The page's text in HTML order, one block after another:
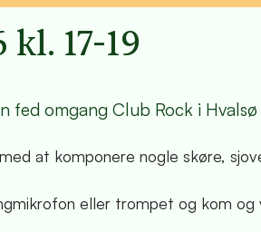
17-19
fed omgang Club Rock i Hvalsø
at komponere nogle skøre,
eller trompet og kom